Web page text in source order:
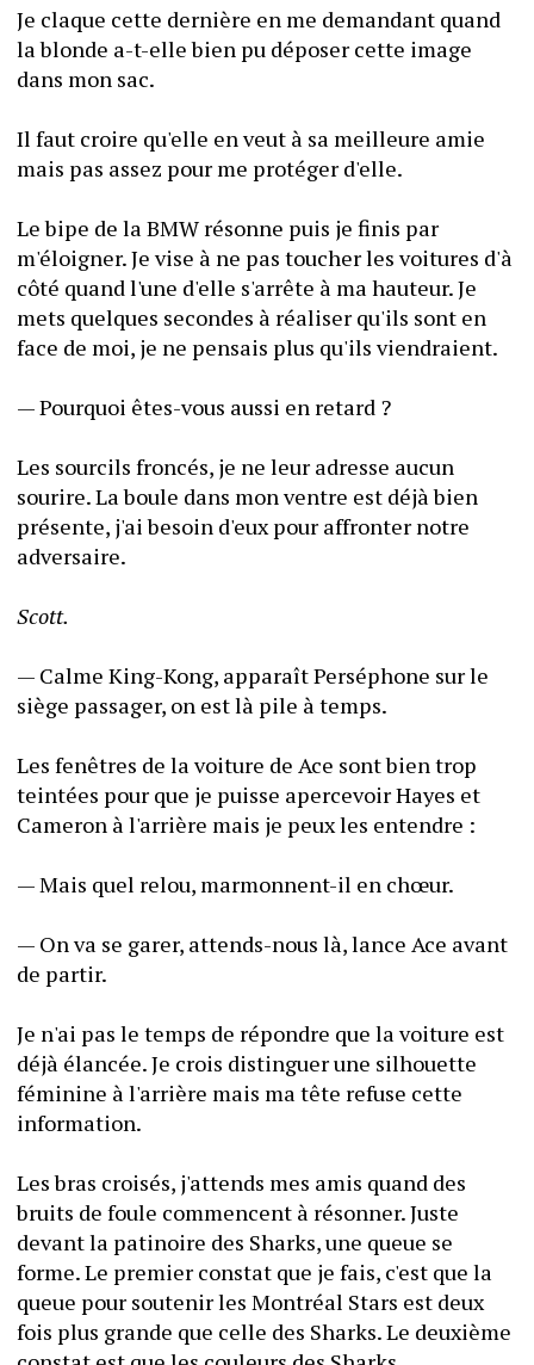
Je claque cette dernière en me demandant quand
la blonde a-t-elle bien pu déposer cette image
dans mon sac.
Il faut croire qu'elle en veut à sa meilleure amie
mais pas assez pour me protéger d'elle.
Le bipe de la BMW résonne puis je finis par
m'éloigner. Je vise à ne pas toucher les voitures d'à
côté quand l'une d'elle s'arrête à ma hauteur. Je
mets quelques secondes à réaliser qu'ils sont en
face de moi, je ne pensais plus qu'ils viendraient.
— Pourquoi êtes-vous aussi en retard ?
Les sourcils froncés, je ne leur adresse aucun
sourire. La boule dans mon ventre est déjà bien
présente, j'ai besoin d'eux pour affronter notre
adversaire.
Scott.
— Calme King-Kong, apparaît Perséphone sur le
siège passager, on est là pile à temps.
Les fenêtres de la voiture de Ace sont bien trop
teintées pour que je puisse apercevoir Hayes et
Cameron à l'arrière mais je peux les entendre :
— Mais quel relou, marmonnent-il en chœur.
— On va se garer, attends-nous là, lance Ace avant
de partir.
Je n'ai pas le temps de répondre que la voiture est
déjà élancée. Je crois distinguer une silhouette
féminine à l'arrière mais ma tête refuse cette
information.
Les bras croisés, j'attends mes amis quand des
bruits de foule commencent à résonner. Juste
devant la patinoire des Sharks, une queue se
forme. Le premier constat que je fais, c'est que la
queue pour soutenir les Montréal Stars est deux
fois plus grande que celle des Sharks. Le deuxième